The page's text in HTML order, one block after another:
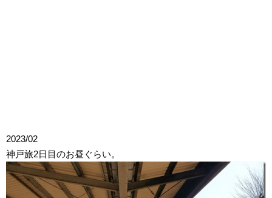
2023/02
神戸旅2日目のお昼ぐらい。